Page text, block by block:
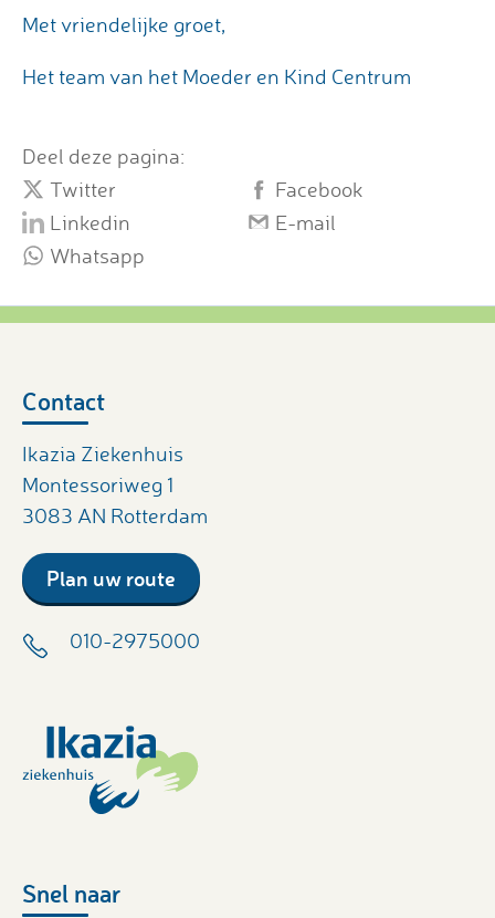
Met vriendelijke groet,
Het team van het Moeder en Kind Centrum
Deel deze pagina:
Twitter
Facebook
Linkedin
E-mail
Whatsapp
Contact
Ikazia Ziekenhuis
Montessoriweg 1
3083 AN Rotterdam
Plan uw route
010-2975000
Snel naar